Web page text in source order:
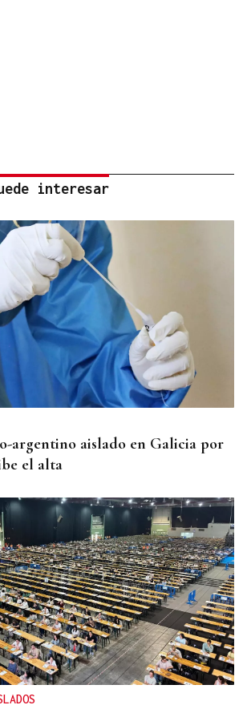
interesar
argentino aislado en Galicia por
el alta